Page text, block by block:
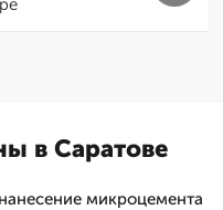
в Саратове
микроцемента